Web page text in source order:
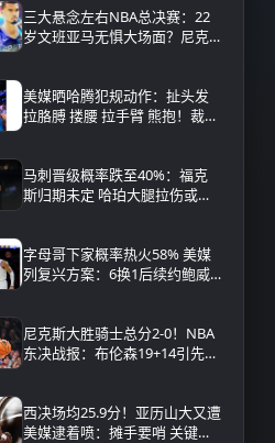
三大悬念左右NBA总决赛：22
岁文班亚马无惧大场面？尼克
美媒晒哈腾犯规动作：扯头发
拉胳膊 搂腰 拉手臂 熊抱！裁判
马刺晋级概率跌至40%：福克
斯归期未定 哈珀大腿拉伤或需
字母哥下家概率热火58% 美媒
列复兴方案：6换1后续约鲍威
尼克斯大胜骑士总分2-0！NBA
东决战报：布伦森19+14引先发
西决场均25.9分！亚历山大又遭
美媒逮着喷：摊手要哨 关键球